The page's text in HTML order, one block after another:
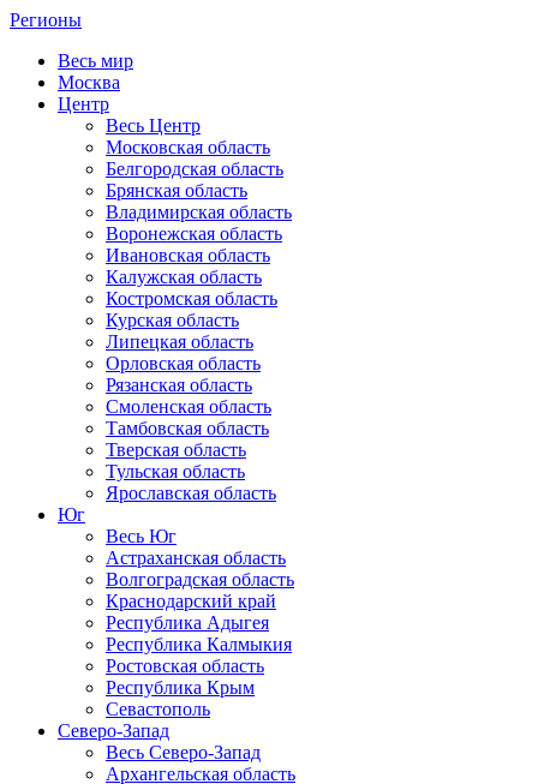
Регионы
Весь мир
Москва
Центр
Весь Центр
Московская область
Белгородская область
Брянская область
Владимирская область
Воронежская область
Ивановская область
Калужская область
Костромская область
Курская область
Липецкая область
Орловская область
Рязанская область
Смоленская область
Тамбовская область
Тверская область
Тульская область
Ярославская область
Юг
Весь Юг
Астраханская область
Волгоградская область
Краснодарский край
Республика Адыгея
Республика Калмыкия
Ростовская область
Республика Крым
Севастополь
Северо-Запад
Весь Северо-Запад
Архангельская область